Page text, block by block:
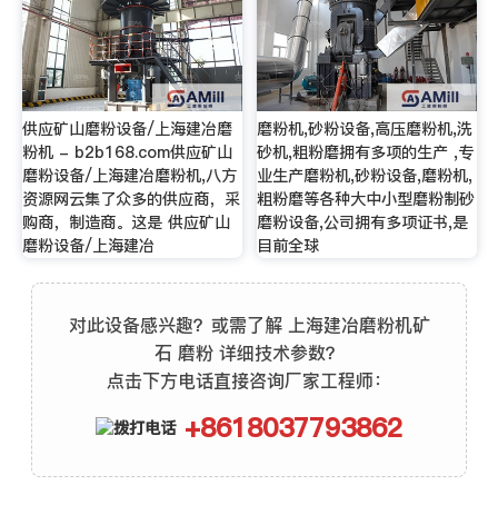
供应矿山磨粉设备/上海建冶磨
粉机 - b2b168.com供应矿山
磨粉设备/上海建冶磨粉机,八方
资源网云集了众多的供应商，采
购商，制造商。这是 供应矿山
磨粉设备/上海建冶
磨粉机,砂粉设备,高压磨粉机,洗
砂机,粗粉磨拥有多项的生产 ,专
业生产磨粉机,砂粉设备,磨粉机,
粗粉磨等各种大中小型磨粉制砂
磨粉设备,公司拥有多项证书,是
目前全球
对此设备感兴趣？或需了解 上海建冶磨粉机矿
石 磨粉 详细技术参数？
点击下方电话直接咨询厂家工程师：
+8618037793862